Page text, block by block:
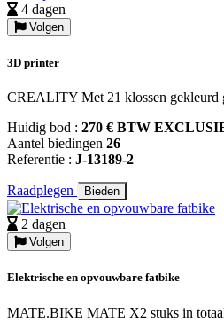
4 dagen
Volgen
3D printer
CREALITY Met 21 klossen gekleurd
Huidig bod : 270 € BTW
Aantel biedingen 26
Referentie : J-13189-2
Raadplegen Bieden
2 dagen
Volgen
Elektrische en opvouwbare fatbike
MATE.BIKE MATE X2 stuks in